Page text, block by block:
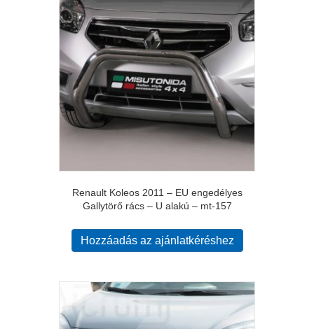
Renault Koleos 2011 – EU engedélyes
Gallytörő rács – U alakú – mt-157
Hozzáadás az ajánlatkéréshez